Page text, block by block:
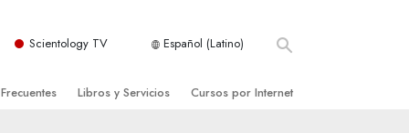
Scientology TV Español (Latino)
Libros y Servicios Cursos por Internet